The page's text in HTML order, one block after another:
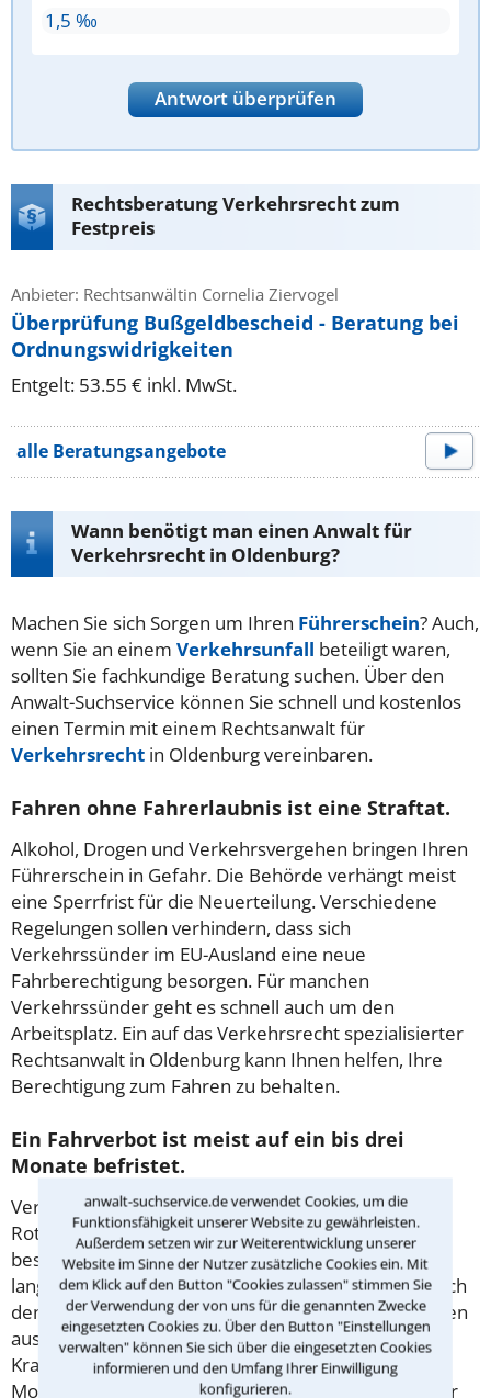
anwalt-suchservice.de verwendet Cookies, um die
Funktionsfähigkeit unserer Website zu gewährleisten.
Außerdem setzen wir zur Weiterentwicklung unserer
Website im Sinne der Nutzer zusätzliche Cookies ein. Mit
dem Klick auf den Button "Cookies zulassen" stimmen Sie
der Verwendung der von uns für die genannten Zwecke
eingesetzten Cookies zu. Über den Button "Einstellungen
verwalten" können Sie sich über die eingesetzten Cookies
informieren und den Umfang Ihrer Einwilligung
konfigurieren.
1,5 ‰
Antwort überprüfen
Rechtsberatung Verkehrsrecht zum
Festpreis
Anbieter: Rechtsanwältin Cornelia Ziervogel
Überprüfung Bußgeldbescheid - Beratung bei
Ordnungswidrigkeiten
Entgelt: 53.55 € inkl. MwSt.
alle Beratungsangebote
Wann benötigt man einen Anwalt für
Verkehrsrecht in Oldenburg?
Machen Sie sich Sorgen um Ihren Führerschein? Auch,
wenn Sie an einem Verkehrsunfall beteiligt waren,
sollten Sie fachkundige Beratung suchen. Über den
Anwalt-Suchservice können Sie schnell und kostenlos
einen Termin mit einem Rechtsanwalt für
Verkehrsrecht in Oldenburg vereinbaren.
Fahren ohne Fahrerlaubnis ist eine Straftat.
Alkohol, Drogen und Verkehrsvergehen bringen Ihren
Führerschein in Gefahr. Die Behörde verhängt meist
eine Sperrfrist für die Neuerteilung. Verschiedene
Regelungen sollen verhindern, dass sich
Verkehrssünder im EU-Ausland eine neue
Fahrberechtigung besorgen. Für manchen
Verkehrssünder geht es schnell auch um den
Arbeitsplatz. Ein auf das Verkehrsrecht spezialisierter
Rechtsanwalt in Oldenburg kann Ihnen helfen, Ihre
Berechtigung zum Fahren zu behalten.
Ein Fahrverbot ist meist auf ein bis drei
Monate befristet.
Verhängt wird es zum Beispiel bei einem
Rotlichtverstoß, bei über 0,5 Promille oder
bestimmten Tempoverstößen. Wenn Sie zwei Jahre
lang keinen Verstoß begangen haben, können sie sich
den Zeitraum für die Fahrpause in gewissem Rahmen
aussuchen. Ein Verbot gilt meist für alle
Kraftfahrzeuge, also auch E-Bikes, E-Scooter oder
Mofas. In manchen Härtefällen – etwa bei Gefahr für